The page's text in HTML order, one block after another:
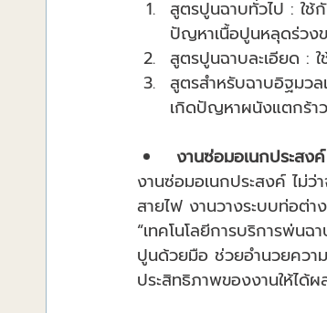
สูตรปูนฉาบทั่วไป : ใ
ปัญหาเนื้อปูนหลุดร่วง
สูตรปูนฉาบละเอียด :
สูตรสำหรับฉาบอิฐมวล
เกิดปัญหาผนังแตกร้า
งานซ่อมอเนกประสงค์
งานซ่อมอเนกประสงค์ ไม่
สายไฟ งานวางระบบท่อต่
“เทคโนโลยีการบริการพ่น
ปูนด้วยมือ ช่วยอำนวยควา
ประสิทธิภาพของงานให้ได้